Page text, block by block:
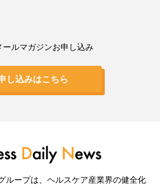
ールマガジンお申し込み
し込みはこちら
ループは、ヘルスケア産業界の健全化